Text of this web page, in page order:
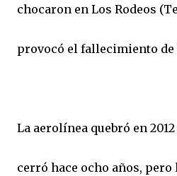
chocaron en Los Rodeos
provocó el fallecimiento de
La aerolínea quebró en
cerró hace ocho años, pero